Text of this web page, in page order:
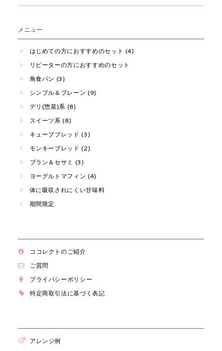
メニュー
はじめての方におすすめのセット (4)
リピーターの方におすすめのセット
角食パン (3)
シンプル＆プレーン (9)
デリ(惣菜)系 (8)
スイーツ系 (8)
キューブブレッド (3)
モンキーブレッド (2)
ブラン＆セサミ (3)
ヨーグルトマフィン (4)
体に吸収されにくい甘味料
期間限定
ココレクトのご紹介
ご質問
プライバシーポリシー
特定商取引法に基づく表記
アレンジ例